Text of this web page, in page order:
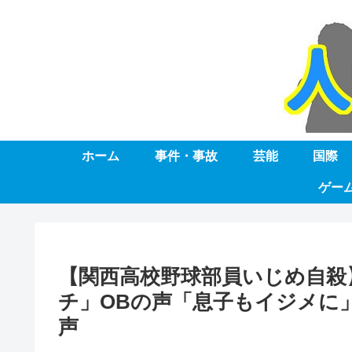
ホーム 事件・事故 芸能 国際
ゲー
【関西高校野球部員いじめ自
チ」OBの声「息子もイジメに
声